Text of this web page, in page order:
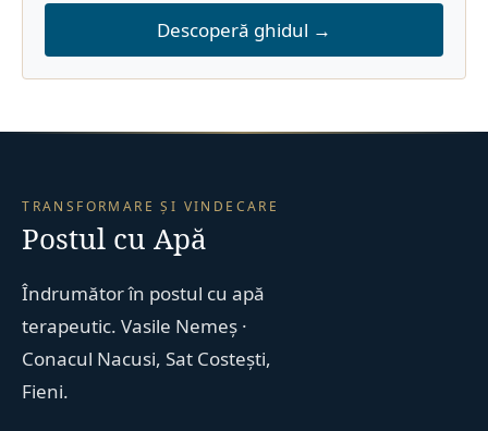
Descoperă ghidul →
TRANSFORMARE ȘI VINDECARE
Postul cu Apă
Îndrumător în postul cu apă
terapeutic. Vasile Nemeș ·
Conacul Nacusi, Sat Costești,
Fieni.